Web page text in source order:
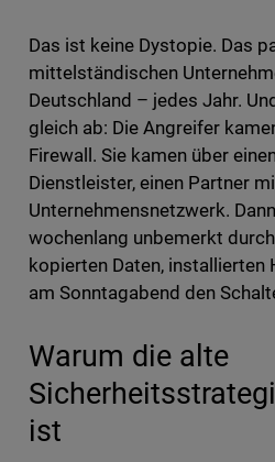
Das ist keine Dystopie. Das
mittelständischen
Deutschland – jedes Jahr.
gleich ab: Die Angreifer
Firewall. Sie kamen über
Dienstleister, einen Partner
Unternehmensnetzwerk.
wochenlang unbemerkt
kopierten Daten, installierten
am Sonntagabend den
Warum die alte
ist